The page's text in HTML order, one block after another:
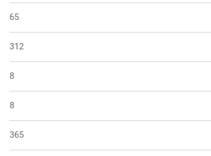
65
312
8
8
365